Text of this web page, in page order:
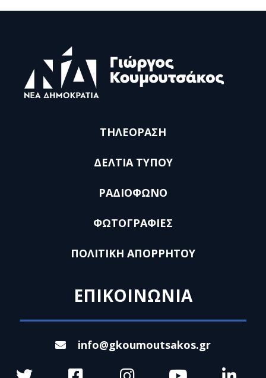
ΤΗΛΕΟΡΑΣΗ
ΔΕΛΤΙΑ ΤΥΠΟΥ
ΡΑΔΙΟΦΩΝΟ
ΦΩΤΟΓΡΑΦΙΕΣ
ΠΟΛΙΤΙΚΗ ΑΠΟΡΡΗΤΟΥ
ΕΠΙΚΟΙΝΩΝΙΑ
info@gkoumoutsakos.gr